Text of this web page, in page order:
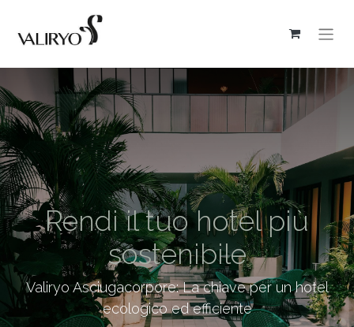
Rendi il tuo hotel più
sostenibile
Valiryo Asciugacorpore: La chiave per un hotel
ecologico ed efficiente